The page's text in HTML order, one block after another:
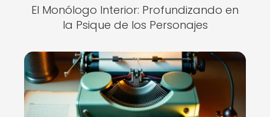
El Monólogo Interior: Profundizando en
la Psique de los Personajes